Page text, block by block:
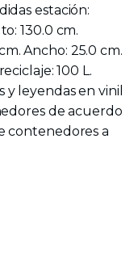
estación:
130.0 cm.
Ancho: 25.0 cm.
100 L.
y leyendas en vinil
de acuerdo
contenedores a